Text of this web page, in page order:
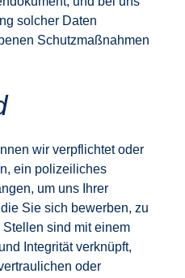
solcher Daten
Schutzmaßnahmen
wir verpflichtet oder
ein polizeiliches
um uns Ihrer
Sie sich bewerben, zu
sind mit einem
Integrität verknüpft,
oder